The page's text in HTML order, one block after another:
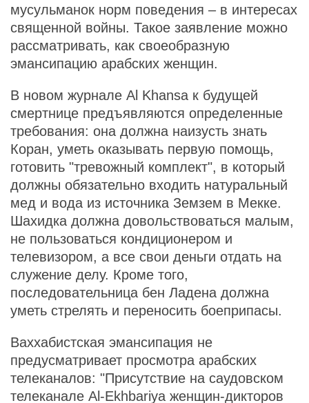
мусульманок норм поведения – в интересах
священной войны. Такое заявление можно
рассматривать, как своеобразную
эмансипацию арабских женщин.
В новом журнале Al Khansa к будущей
смертнице предъявляются определенные
требования: она должна наизусть знать
Коран, уметь оказывать первую помощь,
готовить "тревожный комплект", в который
должны обязательно входить натуральный
мед и вода из источника Земзем в Мекке.
Шахидка должна довольствоваться малым,
не пользоваться кондиционером и
телевизором, а все свои деньги отдать на
служение делу. Кроме того,
последовательница бен Ладена должна
уметь стрелять и переносить боеприпасы.
Ваххабистская эмансипация не
предусматривает просмотра арабских
телеканалов: "Присутствие на саудовском
телеканале Al-Ekhbariya женщин-дикторов